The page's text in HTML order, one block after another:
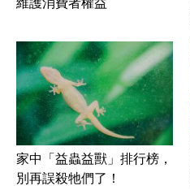
維護消費者權益
家中「益蟲益獸」排行榜，
別再誤殺牠們了！